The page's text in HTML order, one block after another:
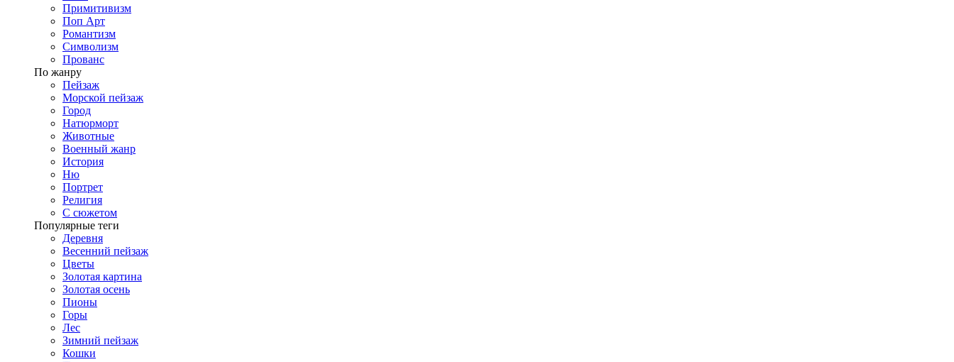
Примитивизм
Поп Арт
Романтизм
Символизм
Прованс
По жанру
Пейзаж
Морской пейзаж
Город
Натюрморт
Животные
Военный жанр
История
Ню
Портрет
Религия
С сюжетом
Популярные теги
Деревня
Весенний пейзаж
Цветы
Золотая картина
Золотая осень
Пионы
Горы
Лес
Зимний пейзаж
Кошки